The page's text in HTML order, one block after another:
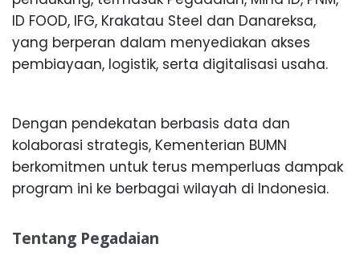
ID FOOD, IFG, Krakatau Steel dan Danareksa,
yang berperan dalam menyediakan akses
pembiayaan, logistik, serta digitalisasi usaha.
Dengan pendekatan berbasis data dan
kolaborasi strategis, Kementerian BUMN
berkomitmen untuk terus memperluas dampak
program ini ke berbagai wilayah di Indonesia.
Tentang Pegadaian